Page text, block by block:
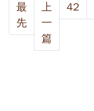
最
先
上
一
篇
42